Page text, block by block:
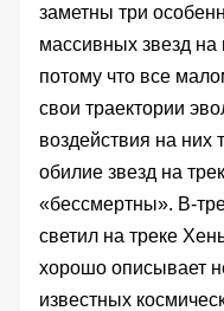
заметны три
массивных звезд на
потому что все
свои траектории
воздействия на
обилие звезд на
«бессмертны». В-
светил на треке
хорошо описывает
известных